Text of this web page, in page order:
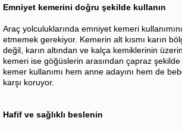
Emniyet kemerini doğru şekilde kullanın
Araç yolculuklarında emniyet kemeri
etmemek gerekiyor. Kemerin alt kısmı karın
değil, karın altından ve kalça kemiklerinin
kemeri ise göğüslerin arasından çapraz
kemer kullanımı hem anne adayını hem de
karşı koruyor.
Hafif ve sağlıklı beslenin